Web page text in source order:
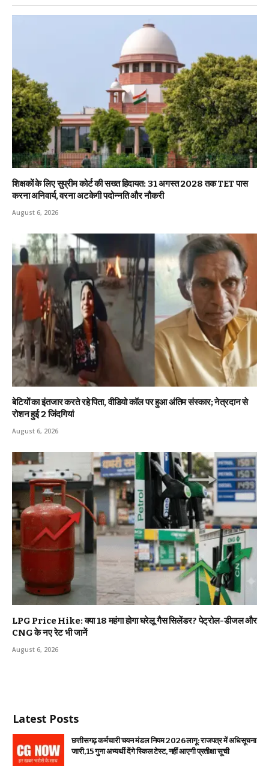
शिक्षकों के लिए सुप्रीम कोर्ट की सख्त हिदायत: 31 अगस्त 2028 तक TET पास
करना अनिवार्य, वरना अटकेगी पदोन्नति और नौकरी
August 6, 2026
बेटियों का इंतजार करते रहे पिता, वीडियो कॉल पर हुआ अंतिम संस्कार; नेत्रदान से
रोशन हुई 2 जिंदगियां
August 6, 2026
LPG Price Hike: क्या ₹18 महंगा होगा घरेलू गैस सिलेंडर? पेट्रोल-डीजल और
CNG के नए रेट भी जानें
August 6, 2026
Latest Posts
छत्तीसगढ़ कर्मचारी चयन मंडल नियम 2026 लागू: राजपत्र में अधिसूचना
जारी, 15 गुना अभ्यर्थी देंगे स्किल टेस्ट, नहीं आएगी प्रतीक्षा सूची